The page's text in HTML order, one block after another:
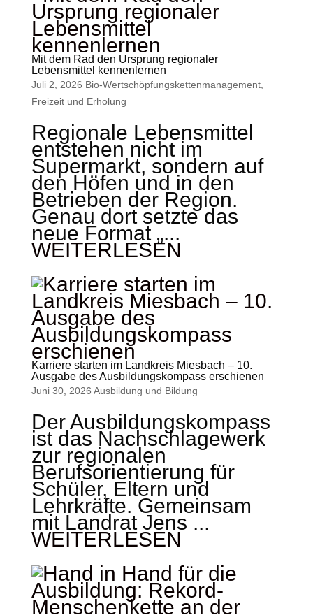
Mit dem Rad den Ursprung regionaler
Lebensmittel kennenlernen
Juli 2, 2026 Bio-Wertschöpfungskettenmanagement,
Freizeit und Erholung
Regionale Lebensmittel
entstehen nicht im
Supermarkt, sondern auf
den Höfen und in den
Betrieben der Region.
Genau dort setzte das
neue Format „...
WEITERLESEN
Karriere starten im Landkreis Miesbach – 10.
Ausgabe des Ausbildungskompass erschienen
Juni 30, 2026 Ausbildung und Bildung
Der Ausbildungskompass
ist das Nachschlagewerk
zur regionalen
Berufsorientierung für
Schüler, Eltern und
Lehrkräfte. Gemeinsam
mit Landrat Jens ...
WEITERLESEN